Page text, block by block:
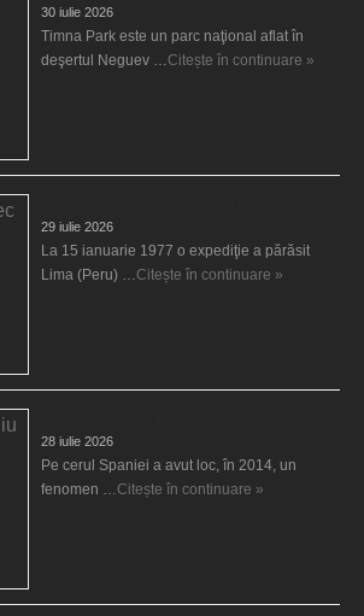
30 iulie 2026
Timna Park este un parc naţional aflat în
deşertul Neguev …Citește în continuare »
29 iulie 2026
La 15 ianuarie 1977 o expediţie a părăsit
Lima (Peru) …Citește în continuare »
28 iulie 2026
Pe cerul Spaniei a avut loc, în 2014, un
fenomen …Citește în continuare »